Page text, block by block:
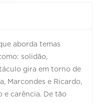
aborda temas
solidão,
gira em torno de
Marcondes e Ricardo,
e carência. De tão